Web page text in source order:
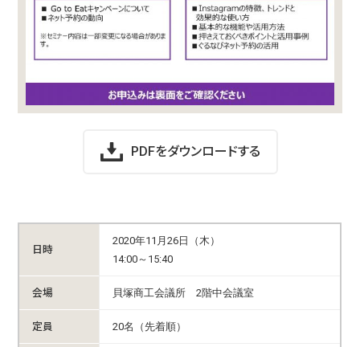
PDFをダウンロードする
日時
2020年11月26日（木）
14:00～15:40
会場 貝塚商工会議所 2階中会議室
定員 20名（先着順）